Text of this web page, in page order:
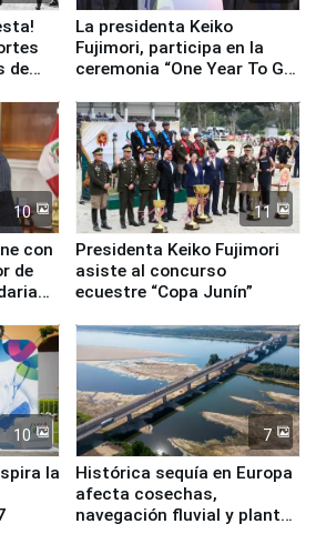
de
La presidenta Keiko
Fujimori, participa en la
ceremonia “One Year To Go
10
con
de
11
Presidenta Keiko Fujimori
asiste al concurso
ecuestre “Copa Junín”
10
la
7
Histórica sequía en Europa
afecta cosechas,
navegación fluvial y plantas